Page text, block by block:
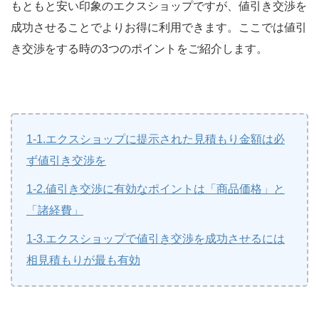
もともと安い印象のエクスショップですが、値引き交渉を
成功させることでよりお得に利用できます。ここでは値引
き交渉をする時の3つのポイントをご紹介します。
1-1.エクスショップに提示された見積もり金額は必
ず値引き交渉を
1-2.値引き交渉に有効なポイントは「商品価格」と
「諸経費」
1-3.エクスショップで値引き交渉を成功させるには
相見積もりが最も有効